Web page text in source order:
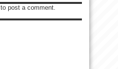
to post a comment.